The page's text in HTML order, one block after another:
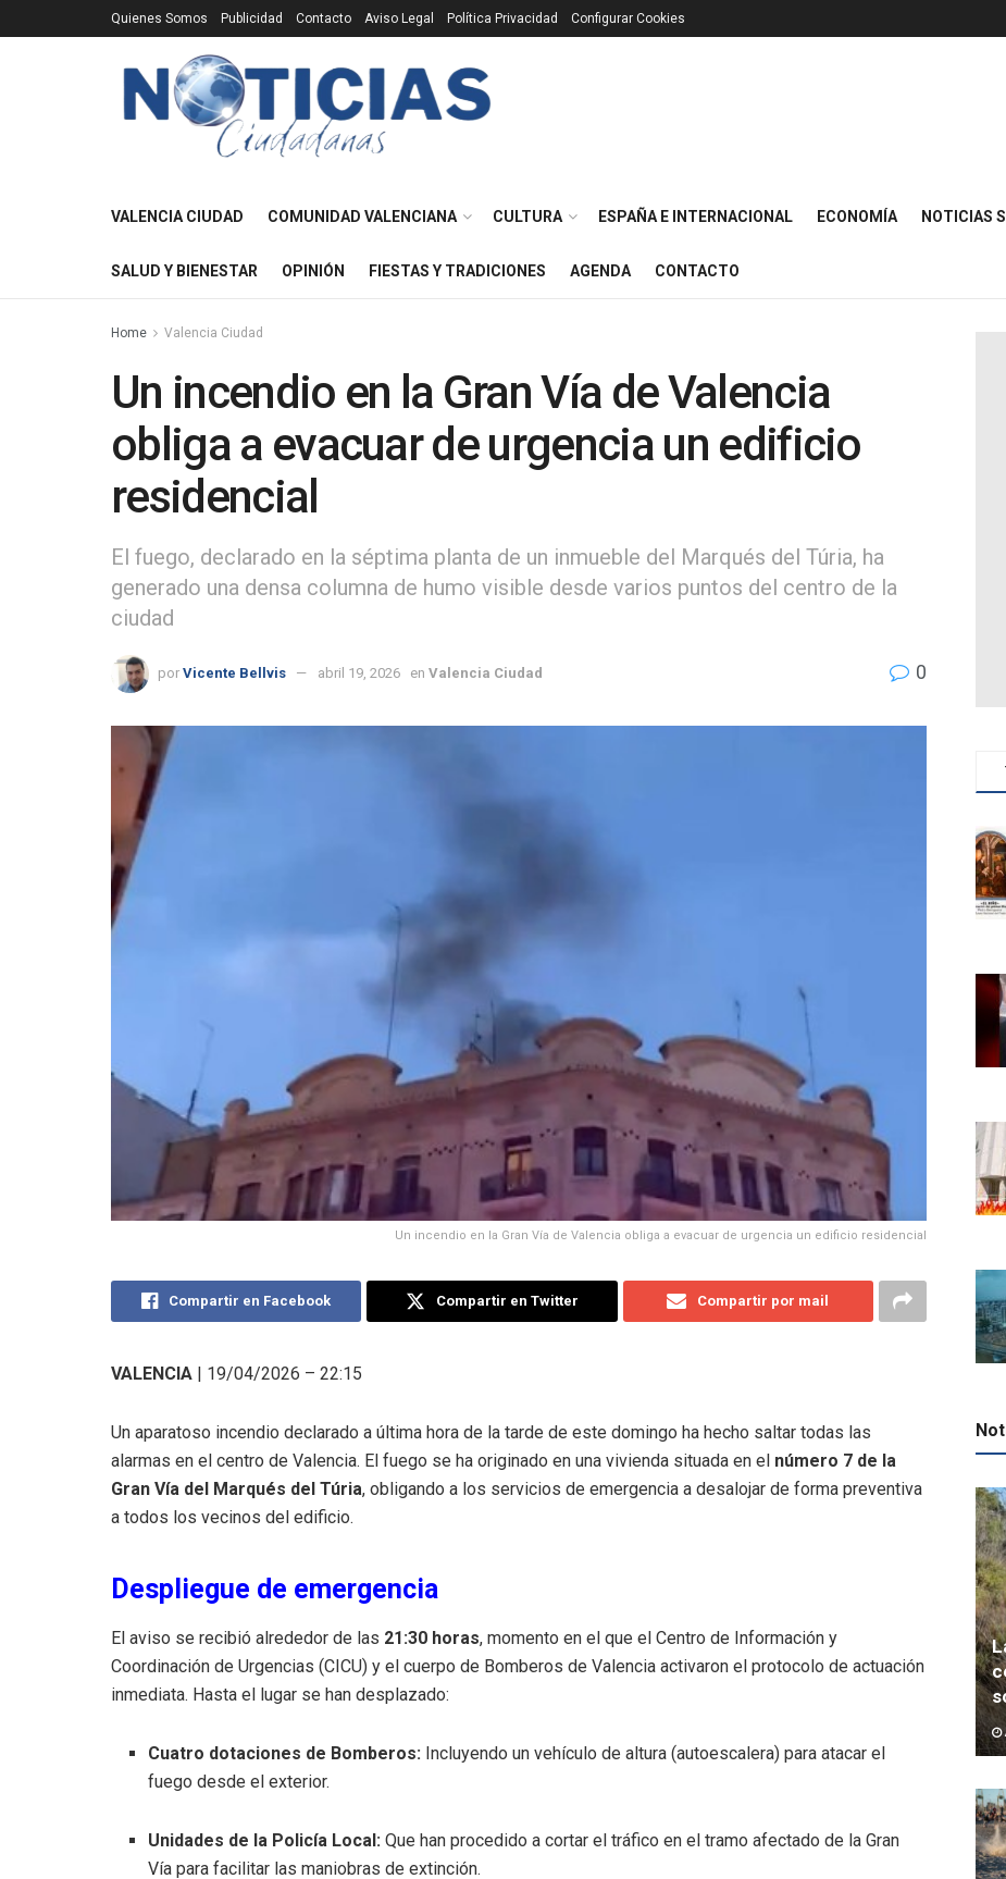
Quienes Somos Publicidad Contacto Aviso Legal Política Privacidad Configurar Cookies
VALENCIA CIUDAD COMUNIDAD VALENCIANA CULTURA ESPAÑA E INTERNACIONAL ECONOMÍA NOTICIAS
SALUD Y BIENESTAR OPINIÓN FIESTAS Y TRADICIONES AGENDA CONTACTO
Home Valencia Ciudad
Un incendio en la Gran Vía de Valencia
obliga a evacuar de urgencia un edificio
residencial
El fuego, declarado en la séptima planta de un inmueble del Marqués del Túria, ha
generado una densa columna de humo visible desde varios puntos del centro de la
ciudad
por Vicente Bellvis abril 19, 2026 en Valencia Ciudad 0
Un incendio en la Gran Vía de Valencia obliga a evacuar de urgencia un edificio residencial
Compartir en Facebook Compartir en Twitter Compartir por mail
VALENCIA | 19/04/2026 – 22:15
Un aparatoso incendio declarado a última hora de la tarde de este domingo ha hecho saltar todas las
alarmas en el centro de Valencia. El fuego se ha originado en una vivienda situada en el número 7 de la
Gran Vía del Marqués del Túria, obligando a los servicios de emergencia a desalojar de forma preventiva
a todos los vecinos del edificio.
Despliegue de emergencia
El aviso se recibió alrededor de las 21:30 horas, momento en el que el Centro de Información y
Coordinación de Urgencias (CICU) y el cuerpo de Bomberos de Valencia activaron el protocolo de actuación
inmediata. Hasta el lugar se han desplazado:
Cuatro dotaciones de Bomberos: Incluyendo un vehículo de altura (autoescalera) para atacar el
fuego desde el exterior.
Unidades de la Policía Local: Que han procedido a cortar el tráfico en el tramo afectado de la Gran
Vía para facilitar las maniobras de extinción.